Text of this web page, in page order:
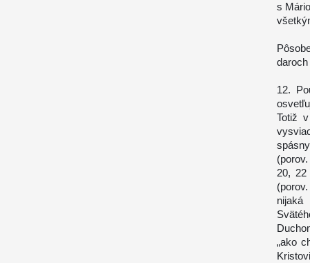
s
daroch
12.
Totiž
20, 22
„ako